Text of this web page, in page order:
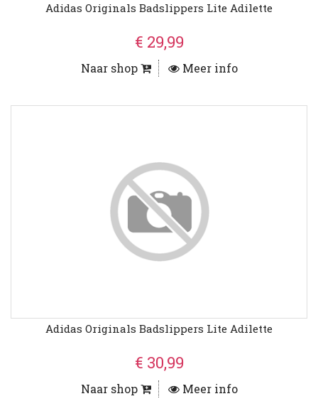
Adidas Originals Badslippers Lite Adilette
€ 29,99
Naar shop Meer info
Adidas Originals Badslippers Lite Adilette
€ 30,99
Naar shop Meer info